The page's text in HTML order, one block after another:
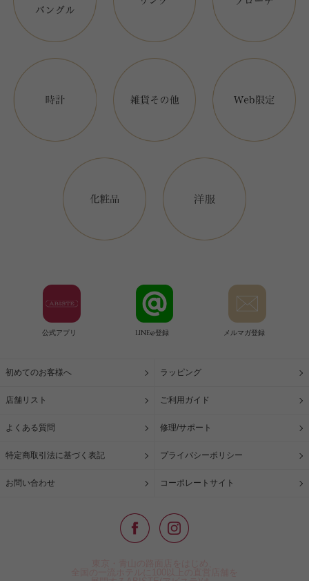
公式アプリ LINE@登録 メルマガ登録
初めてのお客様へ ラッピング
店舗リスト ご利用ガイド
よくある質問 修理/サポート
特定商取引法に基づく表記 プライバシーポリシー
お問い合わせ コーポレートサイト